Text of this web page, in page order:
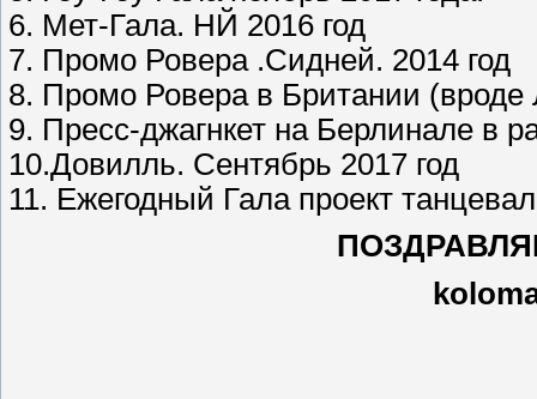
6. Мет-Гала. НЙ 2016 год
7. Промо Ровера .Сидней. 2014 год
8. Промо Ровера в Британии (вроде
9. Пресс-джагнкет на Берлинале в
10.Довилль. Сентябрь 2017 год
11. Ежегодный Гала проект